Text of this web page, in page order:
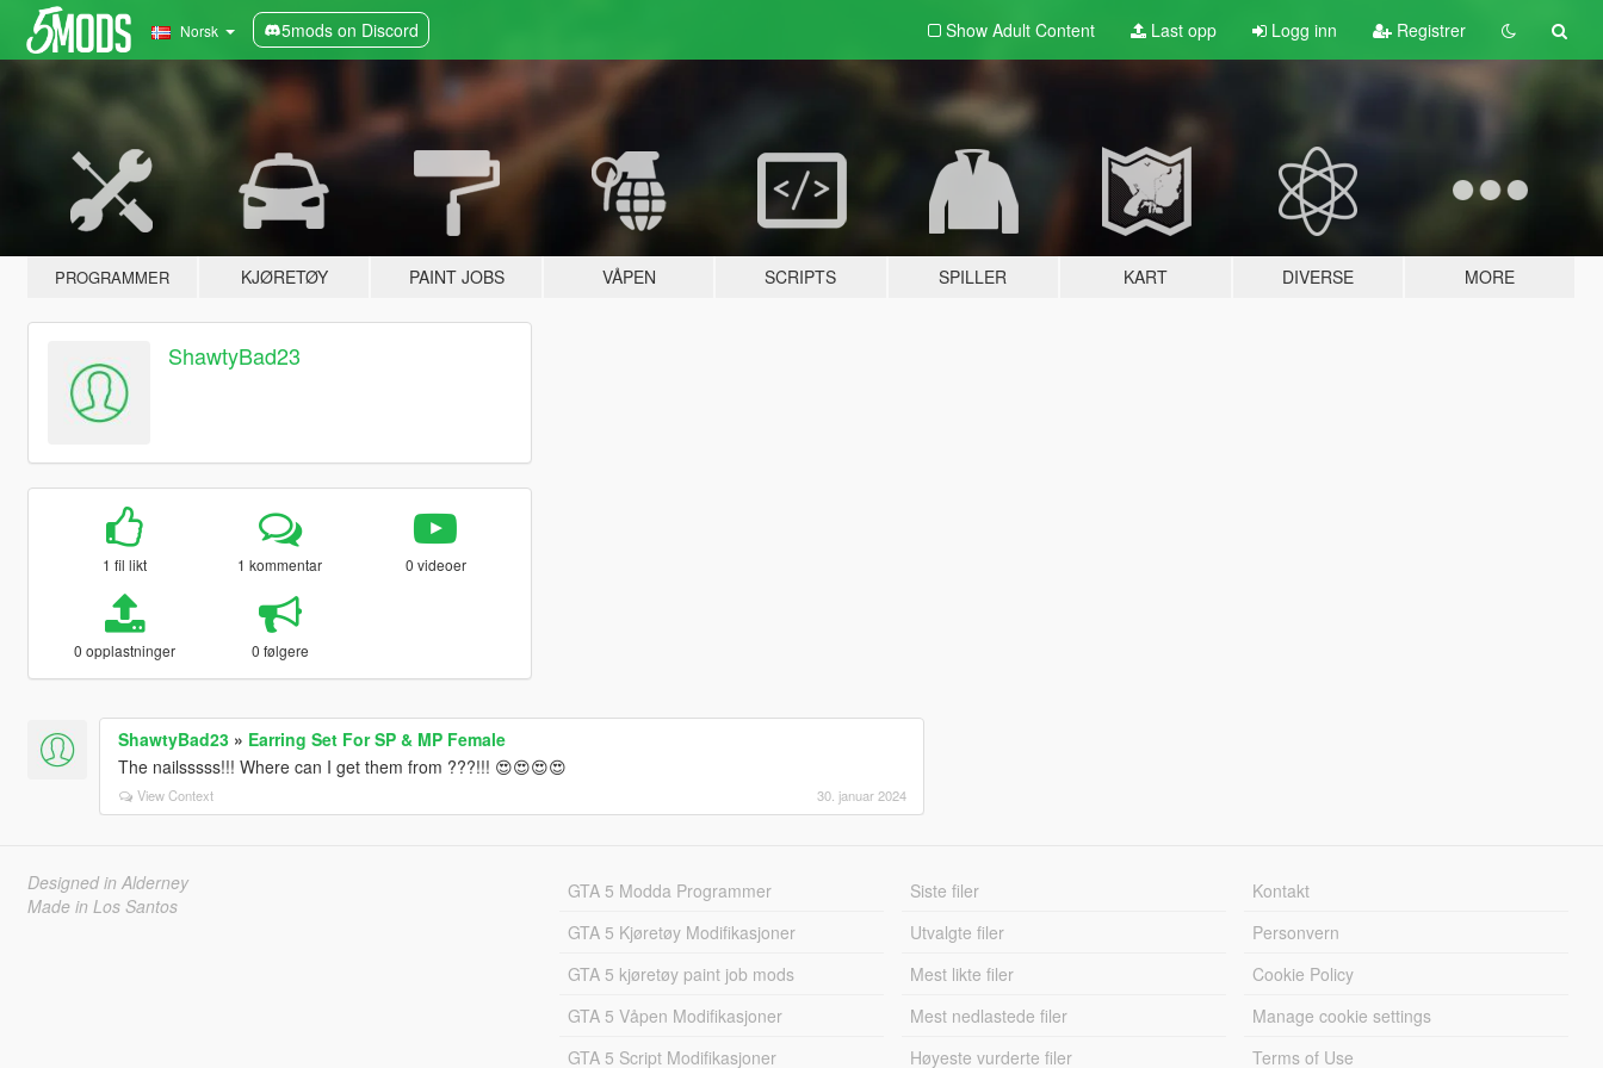
Norsk 5mods on Discord Show Adult Content Last opp Logg inn Registrer
PROGRAMMER KJØRETØY PAINT JOBS VÅPEN SCRIPTS SPILLER KART DIVERSE MORE
ShawtyBad23
1 fil likt 1 kommentar 0 videoer
0 opplastninger 0 følgere
ShawtyBad23» Earring Set For SP & MP Female
The nailsssss!!! Where can I get them from ???!!! 😍😍😍😍
View Context 30. januar 2024
Designed in Alderney
Made in Los Santos
GTA 5 Modda Programmer
GTA 5 Kjøretøy Modifikasjoner
GTA 5 kjøretøy paint job mods
GTA 5 Våpen Modifikasjoner
GTA 5 Script Modifikasjoner
Siste filer
Utvalgte filer
Mest likte filer
Mest nedlastede filer
Høyeste vurderte filer
Kontakt
Personvern
Cookie Policy
Manage cookie settings
Terms of Use